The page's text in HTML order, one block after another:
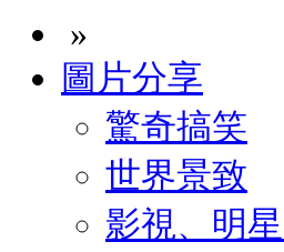
»
圖片分享
驚奇搞笑
世界景致
影視、明